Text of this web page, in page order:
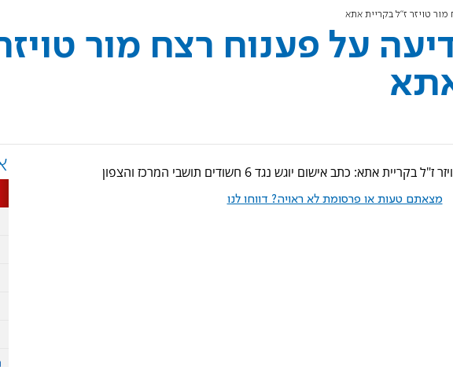
טויזר ז"ל בקריית אתא
על פענוח רצח מור
כתב אישום יוגש נגד 6 חשודים תושבי המרכז והצפון
מצאתם טעות או פרסומת לא ראויה? דווחו לנו